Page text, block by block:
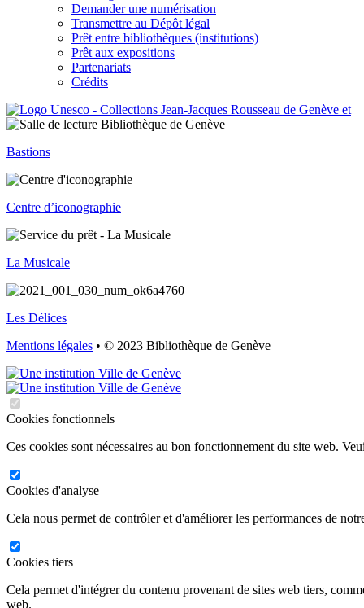
Demander une numérisation
Transmettre au Dépôt légal
Prêt entre bibliothèques (institutions)
Prêt aux expositions
Partenariats
Crédits
Bastions
Centre d’iconographie
La Musicale
Les Délices
Mentions légales • © 2023 Bibliothèque de Genève
Cookies fonctionnels
Ces cookies sont nécessaires au bon fonctionnement du site web.
Cookies d'analyse
Cela nous permet de contrôler et d'améliorer les performances de
Cookies tiers
Cela permet d'intégrer du contenu provenant de sites web tiers,
web.